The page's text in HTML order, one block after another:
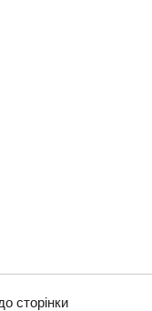
сторінки